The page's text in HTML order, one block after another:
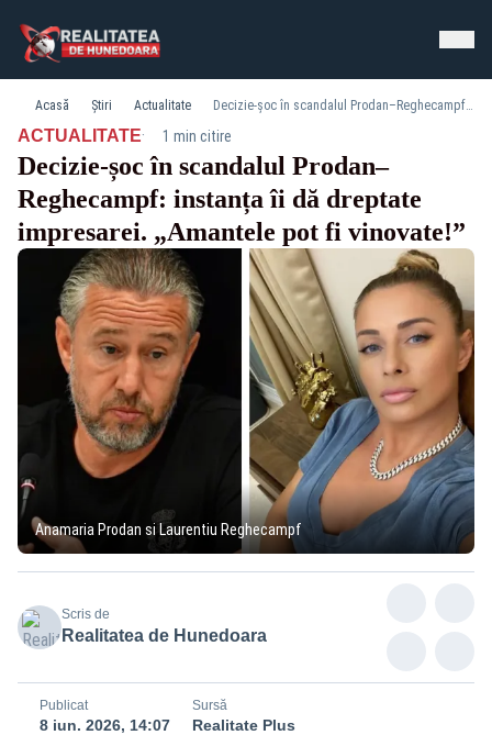
Acasă Știri Actualitate Decizie‑șoc în scandalul Prodan–Reghecampf: instanța îi dă dreptate impresarei. „Amantele pot fi vinovate!”
ACTUALITATE· 1 min citire
Decizie‑șoc în scandalul Prodan–
Reghecampf: instanța îi dă dreptate
impresarei. „Amantele pot fi vinovate!”
Anamaria Prodan si Laurentiu Reghecampf
Scris de
Realitatea de Hunedoara
Publicat
8 iun. 2026, 14:07
Sursă
Realitate Plus